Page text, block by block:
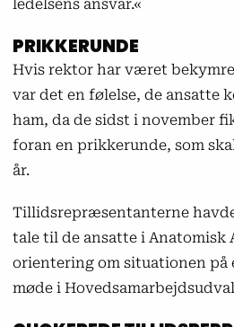
ledelsens ansvar.«
PRIKKERUNDE
Hvis rektor har været
var det en følelse, de ansatte
ham, da de sidst i november
foran en prikkerunde, som
år.
Tillidsrepræsentanterne
tale til de ansatte i Anatomisk
orientering om situationen
møde i